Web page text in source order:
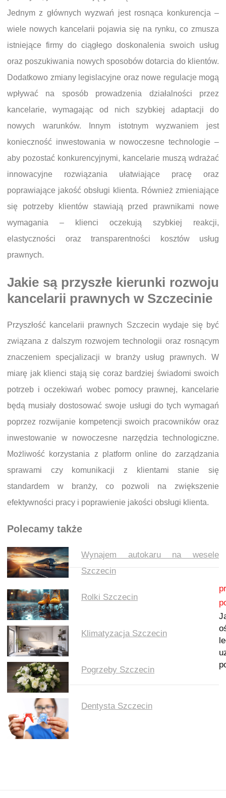
Jednym z głównych wyzwań jest rosnąca konkurencja –
wiele nowych kancelarii pojawia się na rynku, co zmusza
istniejące firmy do ciągłego doskonalenia swoich usług
oraz poszukiwania nowych sposobów dotarcia do klientów.
Dodatkowo zmiany legislacyjne oraz nowe regulacje mogą
wpływać na sposób prowadzenia działalności przez
kancelarie, wymagając od nich szybkiej adaptacji do
nowych warunków. Innym istotnym wyzwaniem jest
konieczność inwestowania w nowoczesne technologie –
aby pozostać konkurencyjnymi, kancelarie muszą wdrażać
innowacyjne rozwiązania ułatwiające pracę oraz
poprawiające jakość obsługi klienta. Również zmieniające
się potrzeby klientów stawiają przed prawnikami nowe
wymagania – klienci oczekują szybkiej reakcji,
elastyczności oraz transparentności kosztów usług
prawnych.
Jakie są przyszłe kierunki rozwoju
kancelarii prawnych w Szczecinie
Przyszłość kancelarii prawnych Szczecin wydaje się być
związana z dalszym rozwojem technologii oraz rosnącym
znaczeniem specjalizacji w branży usług prawnych. W
miarę jak klienci stają się coraz bardziej świadomi swoich
potrzeb i oczekiwań wobec pomocy prawnej, kancelarie
będą musiały dostosować swoje usługi do tych wymagań
poprzez rozwijanie kompetencji swoich pracowników oraz
inwestowanie w nowoczesne narzędzia technologiczne.
Możliwość korzystania z platform online do zarządzania
sprawami czy komunikacji z klientami stanie się
standardem w branży, co pozwoli na zwiększenie
efektywności pracy i poprawienie jakości obsługi klienta.
Polecamy także
Wynajem autokaru na wesele
Szczecin
Rolki Szczecin
Klimatyzacja Szczecin
Pogrzeby Szczecin
Dentysta Szczecin